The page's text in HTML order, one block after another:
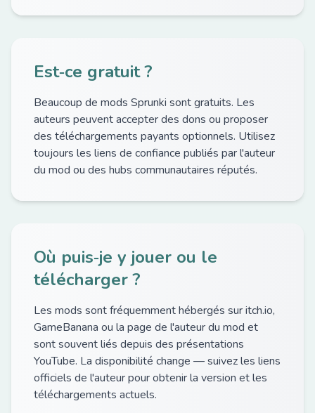
Est‑ce gratuit ?
Beaucoup de mods Sprunki sont gratuits. Les
auteurs peuvent accepter des dons ou proposer
des téléchargements payants optionnels. Utilisez
toujours les liens de confiance publiés par l'auteur
du mod ou des hubs communautaires réputés.
Où puis‑je y jouer ou le
télécharger ?
Les mods sont fréquemment hébergés sur itch.io,
GameBanana ou la page de l'auteur du mod et
sont souvent liés depuis des présentations
YouTube. La disponibilité change — suivez les liens
officiels de l'auteur pour obtenir la version et les
téléchargements actuels.